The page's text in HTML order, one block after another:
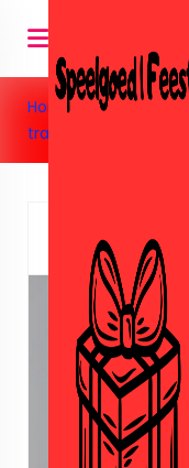
Home >Speelgoed >
traktatie